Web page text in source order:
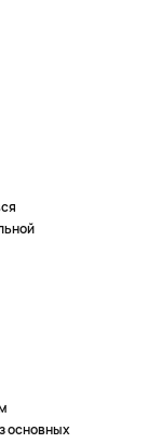
основных